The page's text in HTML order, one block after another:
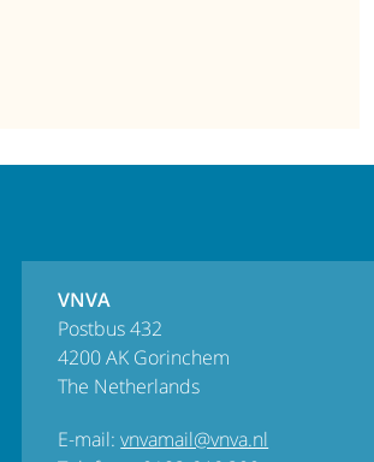
VNVA
Postbus 432
4200 AK Gorinchem
The Netherlands
E-mail:vnvamail@vnva.nl